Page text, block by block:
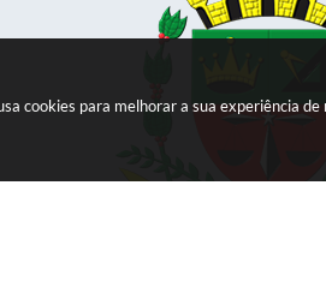
cookies para melhorar a sua experiência